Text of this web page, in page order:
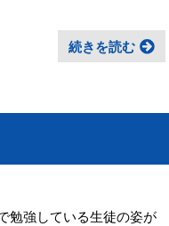
続きを読む
勉強している生徒の姿が